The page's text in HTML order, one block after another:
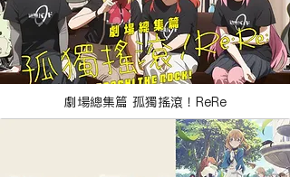
劇場總集篇 孤獨搖滾！ReRe